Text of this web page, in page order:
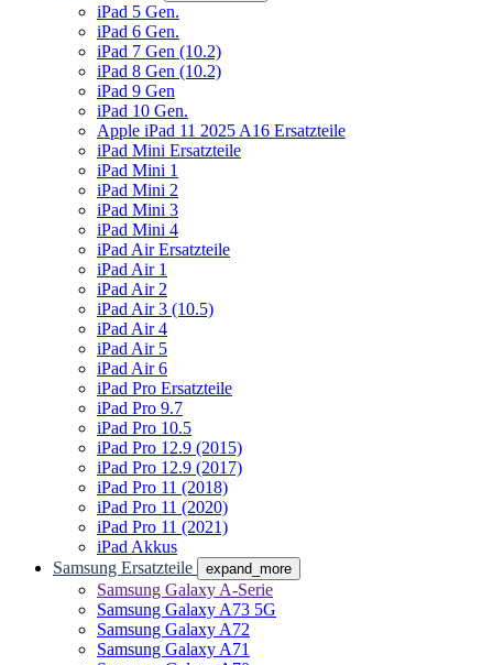
iPad 5 Gen.
iPad 6 Gen.
iPad 7 Gen (10.2)
iPad 8 Gen (10.2)
iPad 9 Gen
iPad 10 Gen.
Apple iPad 11 2025 A16 Ersatzteile
iPad Mini Ersatzteile
iPad Mini 1
iPad Mini 2
iPad Mini 3
iPad Mini 4
iPad Air Ersatzteile
iPad Air 1
iPad Air 2
iPad Air 3 (10.5)
iPad Air 4
iPad Air 5
iPad Air 6
iPad Pro Ersatzteile
iPad Pro 9.7
iPad Pro 10.5
iPad Pro 12.9 (2015)
iPad Pro 12.9 (2017)
iPad Pro 11 (2018)
iPad Pro 11 (2020)
iPad Pro 11 (2021)
iPad Akkus
Samsung Ersatzteile
expand_more
Samsung Galaxy A-Serie
Samsung Galaxy A73 5G
Samsung Galaxy A72
Samsung Galaxy A71